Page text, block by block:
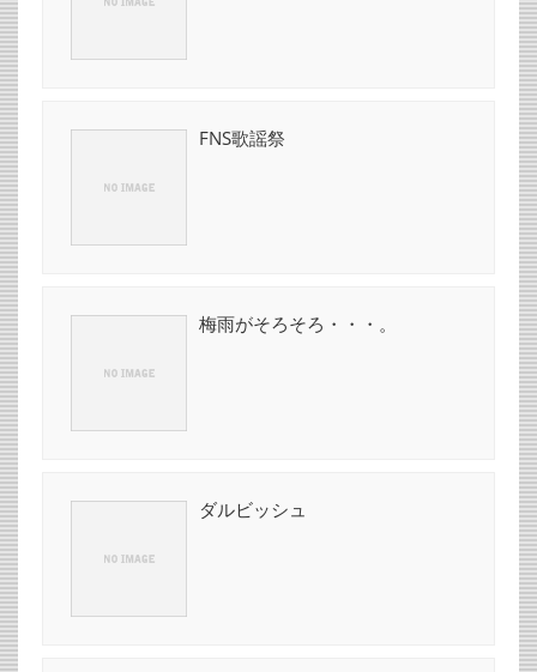
FNS歌謡祭
梅雨がそろそろ・・・。
ダルビッシュ